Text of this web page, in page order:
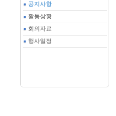
공지사항
활동상황
회의자료
행사일정